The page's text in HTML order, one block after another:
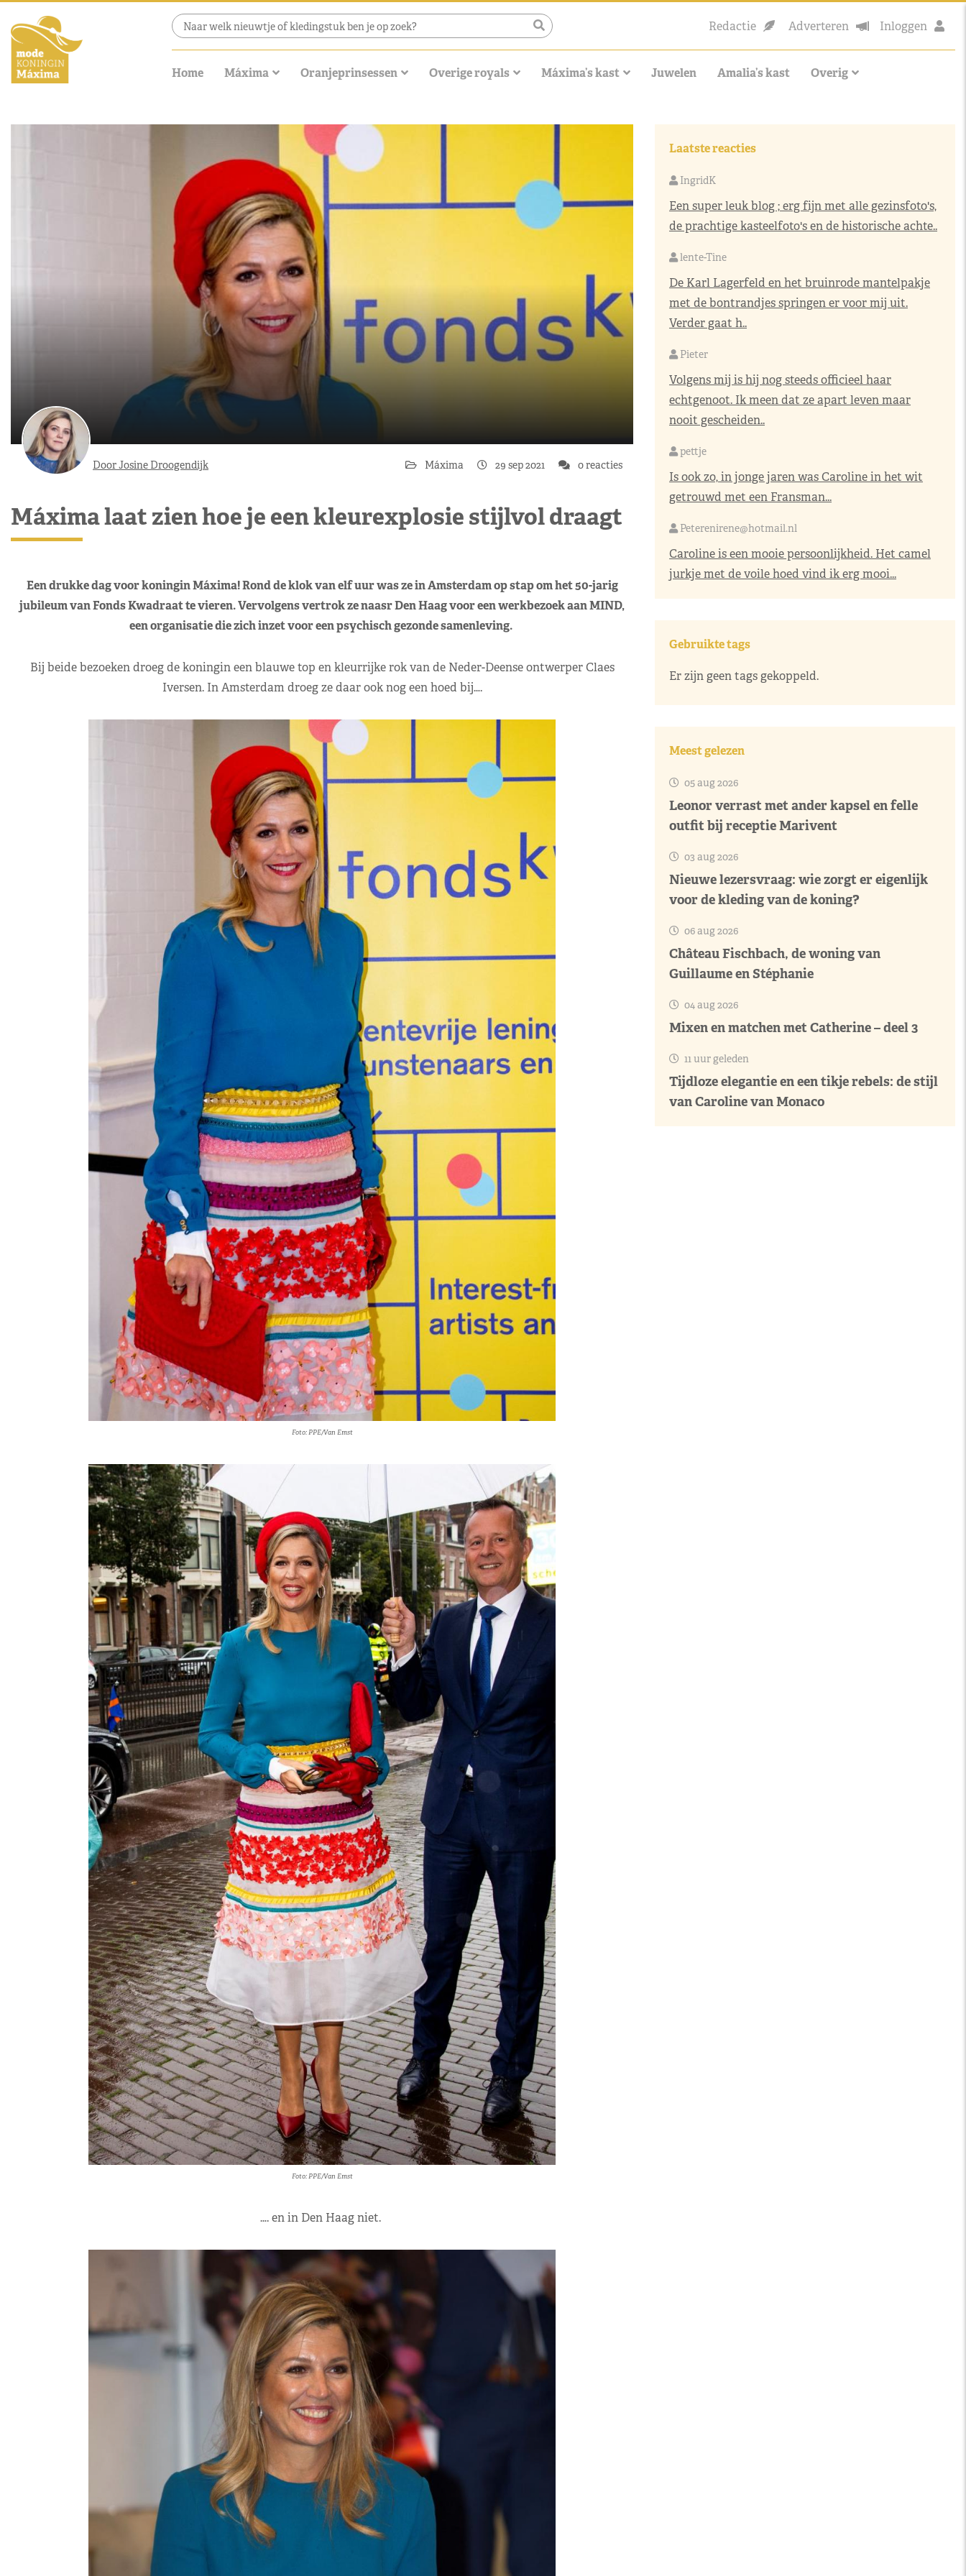
Redactie Adverteren Inloggen
Home Máxima Oranjeprinsessen Overige royals Máxima’s kast Juwelen Amalia’s kast Overig
Door Josine Droogendijk Máxima 29 sep 2021 0 reacties
Máxima laat zien hoe je een kleurexplosie stijlvol draagt
Een drukke dag voor koningin Máxima! Rond de klok van elf uur was ze in Amsterdam op stap om het 50-jarig
jubileum van Fonds Kwadraat te vieren. Vervolgens vertrok ze naasr Den Haag voor een werkbezoek aan MIND,
een organisatie die zich inzet voor een psychisch gezonde samenleving.
Bij beide bezoeken droeg de koningin een blauwe top en kleurrijke rok van de Neder-Deense ontwerper Claes
Iversen. In Amsterdam droeg ze daar ook nog een hoed bij….
Foto: PPE/Van Emst
Foto: PPE/Van Emst
…. en in Den Haag niet.
Laatste reacties
IngridK
Een super leuk blog ; erg fijn met alle gezinsfoto's,
de prachtige kasteelfoto's en de historische achte..
lente-Tine
De Karl Lagerfeld en het bruinrode mantelpakje
met de bontrandjes springen er voor mij uit.
Verder gaat h..
Pieter
Volgens mij is hij nog steeds officieel haar
echtgenoot. Ik meen dat ze apart leven maar
nooit gescheiden..
pettje
Is ook zo, in jonge jaren was Caroline in het wit
getrouwd met een Fransman...
Peterenirene@hotmail.nl
Caroline is een mooie persoonlijkheid. Het camel
jurkje met de voile hoed vind ik erg mooi...
Gebruikte tags
Er zijn geen tags gekoppeld.
Meest gelezen
05 aug 2026
Leonor verrast met ander kapsel en felle
outfit bij receptie Marivent
03 aug 2026
Nieuwe lezersvraag: wie zorgt er eigenlijk
voor de kleding van de koning?
06 aug 2026
Château Fischbach, de woning van
Guillaume en Stéphanie
04 aug 2026
Mixen en matchen met Catherine – deel 3
11 uur geleden
Tijdloze elegantie en een tikje rebels: de stijl
van Caroline van Monaco